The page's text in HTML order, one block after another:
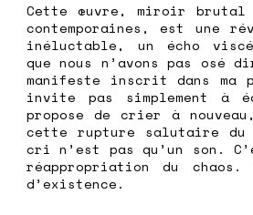
Cette œuvre, miroir brutal
contemporaines, est une
inéluctable, un écho
que nous n’avons pas osé
manifeste inscrit dans ma
invite pas simplement à
propose de crier à
cette rupture salutaire
cri n’est pas qu’un son.
réappropriation du chaos.
d’existence.